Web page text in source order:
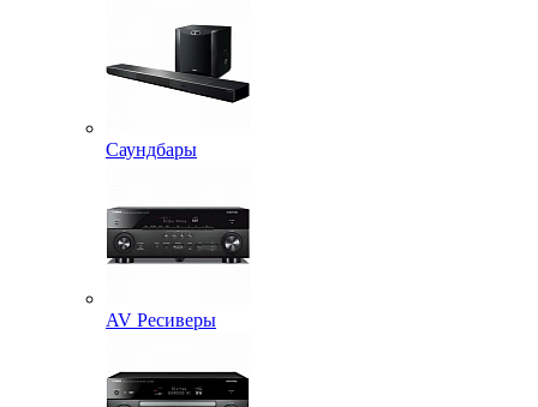
Саундбары
AV Ресиверы